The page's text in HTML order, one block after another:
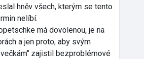
hněv všech, kterým se tento
nelíbí.
má dovolenou, je na
a jen proto, aby svým
zajistil bezproblémové